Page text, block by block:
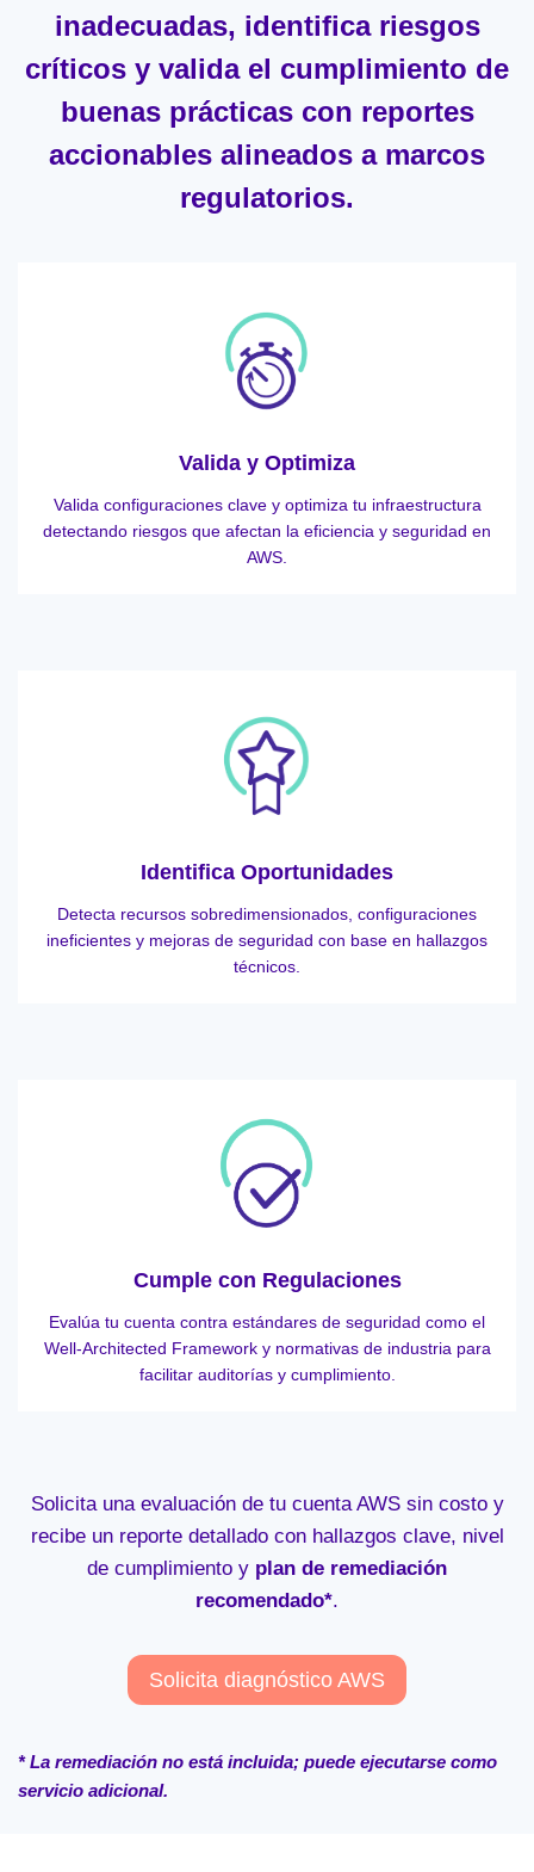
inadecuadas, identifica riesgos
críticos y valida el cumplimiento de
buenas prácticas con reportes
accionables alineados a marcos
regulatorios.
Valida y Optimiza
Valida configuraciones clave y optimiza tu infraestructura
detectando riesgos que afectan la eficiencia y seguridad en
AWS.
Identifica Oportunidades
Detecta recursos sobredimensionados, configuraciones
ineficientes y mejoras de seguridad con base en hallazgos
técnicos.
Cumple con Regulaciones
Evalúa tu cuenta contra estándares de seguridad como el
Well-Architected Framework y normativas de industria para
facilitar auditorías y cumplimiento.
Solicita una evaluación de tu cuenta AWS sin costo y
recibe un reporte detallado con hallazgos clave, nivel
de cumplimiento y plan de remediación
recomendado*.
Solicita diagnóstico AWS
* La remediación no está incluida; puede ejecutarse como
servicio adicional.